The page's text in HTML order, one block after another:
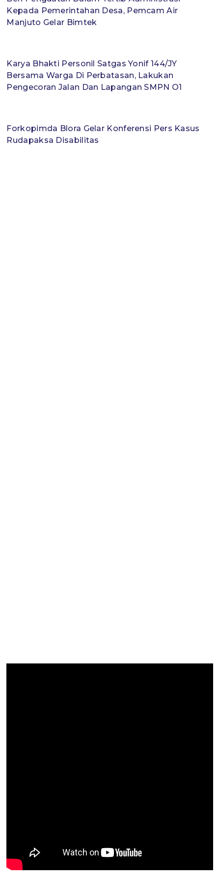
Kepada Pemerintahan Desa, Pemcam Air
Manjuto Gelar Bimtek
Karya Bhakti Personil Satgas Yonif 144/JY
Bersama Warga Di Perbatasan, Lakukan
Pengecoran Jalan Dan Lapangan SMPN O1
Forkopimda Blora Gelar Konferensi Pers Kasus
Rudapaksa Disabilitas